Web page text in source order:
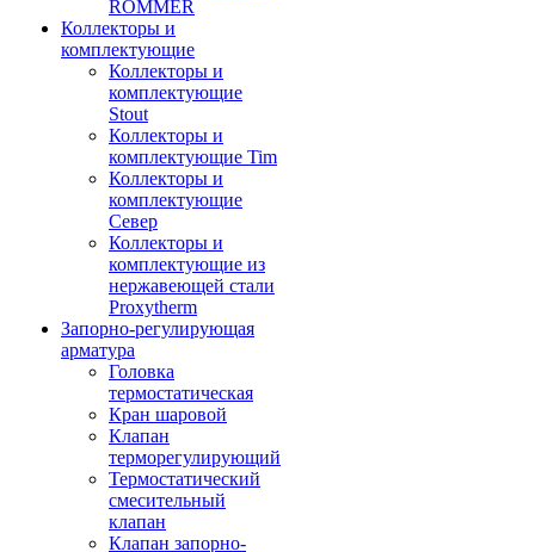
ROMMER
Коллекторы и
комплектующие
Коллекторы и
комплектующие
Stout
Коллекторы и
комплектующие Tim
Коллекторы и
комплектующие
Север
Коллекторы и
комплектующие из
нержавеющей стали
Proxytherm
Запорно-регулирующая
арматура
Головка
термостатическая
Кран шаровой
Клапан
терморегулирующий
Термостатический
смесительный
клапан
Клапан запорно-